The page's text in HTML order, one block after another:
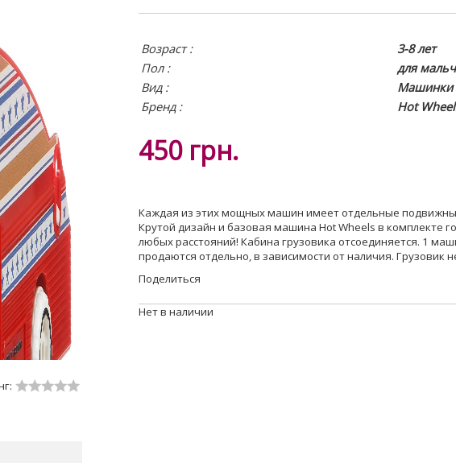
Возраст :
3-8 лет
Пол :
для
Вид :
Машинки
Бренд :
Hot
450 грн.
Каждая из этих мощных машин имеет отдельные
Крутой дизайн и базовая машина Hot Wheels в комплекте
любых расстояний! Кабина грузовика отсоединяется. 1
продаются отдельно, в зависимости от наличия. Грузовик
Поделиться
Нет в наличии